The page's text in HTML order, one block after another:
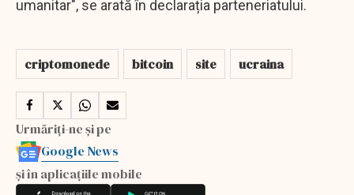
umanitar", se arată în declarația parteneriatului.
criptomonede bitcoin site ucraina
Urmăriți-ne și pe
Google News
și în aplicațiile mobile